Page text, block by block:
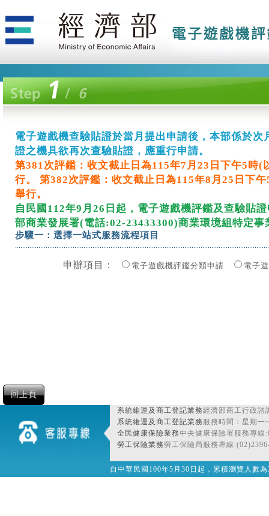
電子遊戲機查驗貼證於當月提出申請後，本部係於
電子遊戲機查驗貼證於當月提出申請後，本部係於
電子遊戲機查驗貼證於當月提出申請後，本部係於
電子遊戲機查驗貼證於當月提出申請後，本部係於
電子遊戲機查驗貼證於當月提出申請後，本部係於
電子遊戲機查驗貼證於當月提出申請後，本部係於
電子遊戲機查驗貼證於當月提出申請後，本部係於
電子遊戲機查驗貼證於當月提出申請後，本部係於
電子遊戲機查驗貼證於當月提出申請後，本部係於
電子遊戲機查驗貼證於當月提出申請後，本部係於
電子遊戲機查驗貼證於當月提出申請後，本部係於
電子遊戲機查驗貼證於當月提出申請後，本部係於
電子遊戲機查驗貼證於當月提出申請後，本部係於
電子遊戲機查驗貼證於當月提出申請後，本部係於
電子遊戲機查驗貼證於當月提出申請後，本部係於
電子遊戲機查驗貼證於當月提出申請後，本部係於
電子遊戲機查驗貼證於當月提出申請後，本部係於
電子遊戲機查驗貼證於當月提出申請後，本部係於
電子遊戲機查驗貼證於當月提出申請後，本部係於
電子遊戲機查驗貼證於當月提出申請後，本部係於
電子遊戲機查驗貼證於當月提出申請後，本部係於
電子遊戲機查驗貼證於當月提出申請後，本部係於
電子遊戲機查驗貼證於當月提出申請後，本部係於
電子遊戲機查驗貼證於當月提出申請後，本部係於
電子遊戲機查驗貼證於當月提出申請後，本部係於
電子遊戲機查驗貼證於當月提出申請後，本部係於
電子遊戲機查驗貼證於當月提出申請後，本部係於
電子遊戲機查驗貼證於當月提出申請後，本部係於
電子遊戲機查驗貼證於當月提出申請後，本部係於
電子遊戲機查驗貼證於當月提出申請後，本部係於